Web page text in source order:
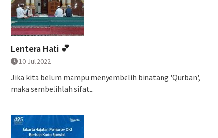
Lentera Hati 💕
10 Jul 2022
Jika kita belum mampu menyembelih binatang 'Qurban',
maka sembelihlah sifat...